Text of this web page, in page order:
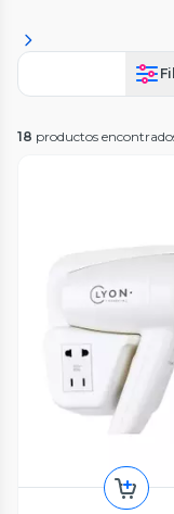
18 productos